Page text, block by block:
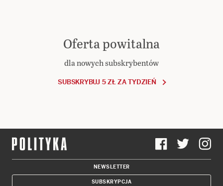
Oferta powitalna
dla nowych subskrybentów
SUBSKRYBUJ 5 ZŁ ZA TYDZIEŃ
NEWSLETTER
SUBSKRYPCJA